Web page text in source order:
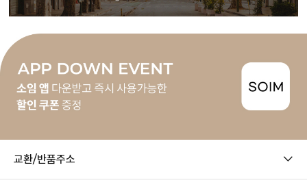
교환/반품주소